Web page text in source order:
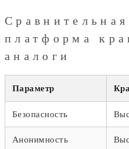
платформа
аналоги
Параметр
Безопасность
Анонимность